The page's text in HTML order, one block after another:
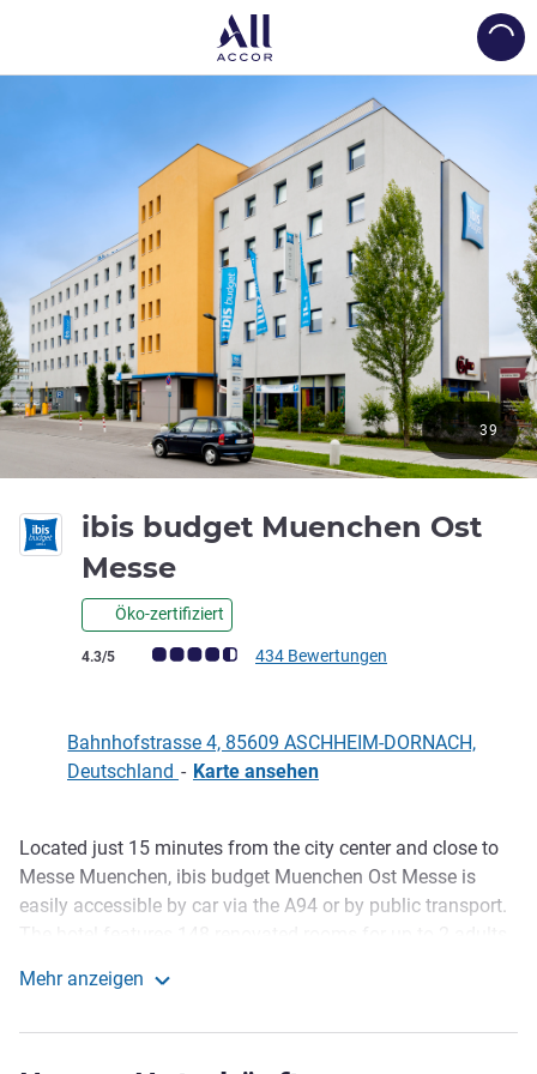
ibis budget Muenchen Ost
Messe
Öko-zertifiziert
Note Kundenmeinungen (Bewertung ALL)
4.3/5 434 Bewertungen
39
Bahnhofstrasse 4, 85609 ASCHHEIM-DORNACH,
Deutschland - Karte ansehen
Beschreibung
Located just 15 minutes from the city center and close to
Messe Muenchen, ibis budget Muenchen Ost Messe is
easily accessible by car via the A94 or by public transport.
buffet and parking garage (€ 6 / night)
Holen Sie das Maximum aus Ihrem Budget: in unseren
günstigen Preisen sind komfortable Betten inbegriffen,
Mehr anzeigen